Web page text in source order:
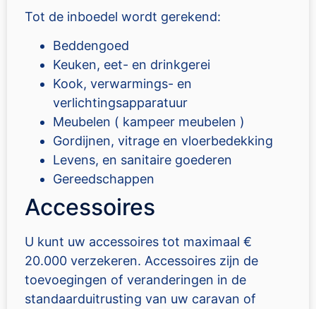
Tot de inboedel wordt gerekend:
Beddengoed
Keuken, eet- en drinkgerei
Kook, verwarmings- en
verlichtingsapparatuur
Meubelen ( kampeer meubelen )
Gordijnen, vitrage en vloerbedekking
Levens, en sanitaire goederen
Gereedschappen
Accessoires
U kunt uw accessoires tot maximaal €
20.000 verzekeren. Accessoires zijn de
toevoegingen of veranderingen in de
standaarduitrusting van uw caravan of